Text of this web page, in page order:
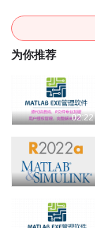
为你推荐
02:22